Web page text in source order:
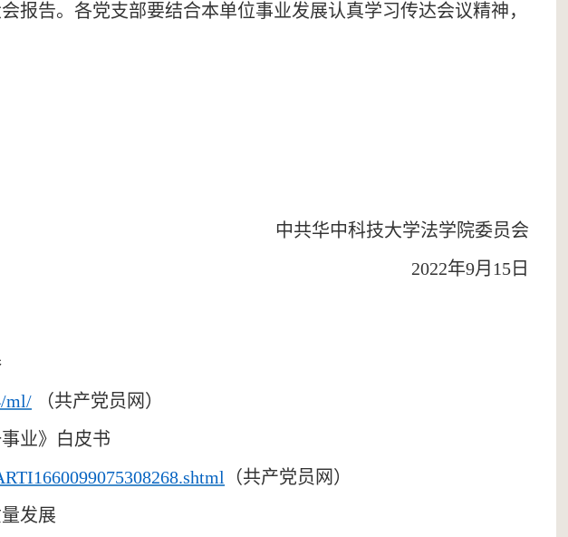
报告。各党支部要结合本单位事业发展认真学习传达会议精神，
中共华中科技大学法学院委员会
2022年9月 15日
ml/
（共产党员网）
业》白皮书
（共产党员网）
发展